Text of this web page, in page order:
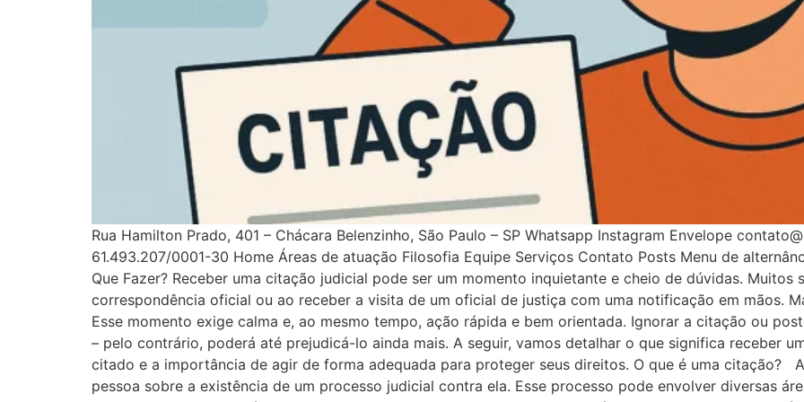
Rua Hamilton Prado, 401 – Chácara Belenzinho, São Paulo – SP Whatsapp Instagram Envelope
61.493.207/0001-30 Home Áreas de atuação Filosofia Equipe Serviços Contato Posts Menu de
Que Fazer? Receber uma citação judicial pode ser um momento inquietante e cheio de dúvidas. Muitos
correspondência oficial ou ao receber a visita de um oficial de justiça com uma notificação em mãos.
Esse momento exige calma e, ao mesmo tempo, ação rápida e bem orientada. Ignorar a citação ou
– pelo contrário, poderá até prejudicá-lo ainda mais. A seguir, vamos detalhar o que significa receber
citado e a importância de agir de forma adequada para proteger seus direitos. O que é uma citação?
pessoa sobre a existência de um processo judicial contra ela. Esse processo pode envolver diversas